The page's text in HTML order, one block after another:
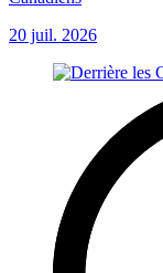
20 juil. 2026